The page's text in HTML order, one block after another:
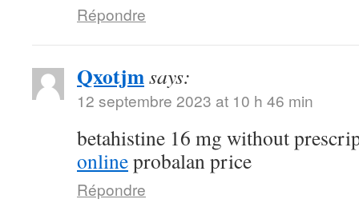
Répondre
Qxotjmsays:
12 septembre 2023 at 10 h 46 min
betahistine 16 mg without
onlineprobalan price
Répondre